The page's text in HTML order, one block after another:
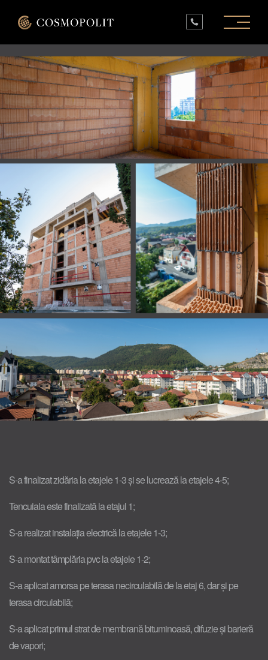
PROIECTE ÎN LUCRU
PROIECTE FINALIZATE
SPAȚII COMERCIALE
INFO
CONTACT
S-a finalizat zidăria la etajele 1-3 și se lucrează la etajele 4-5;
Tencuiala este finalizată la etajul 1;
S-a realizat instalația electrică la etajele 1-3;
S-a montat tâmplăria pvc la etajele 1-2;
S-a aplicat amorsa pe terasa necirculabilă de la etaj 6, dar și pe
terasa circulabilă;
S-a aplicat primul strat de membrană bituminoasă, difuzie și barieră
de vapori;